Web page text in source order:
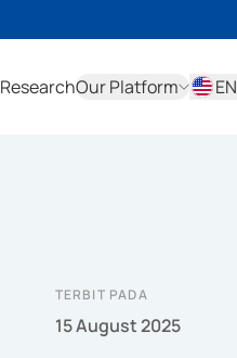
ResearchOur Platform
EN
TERBIT PADA
15 August 2025